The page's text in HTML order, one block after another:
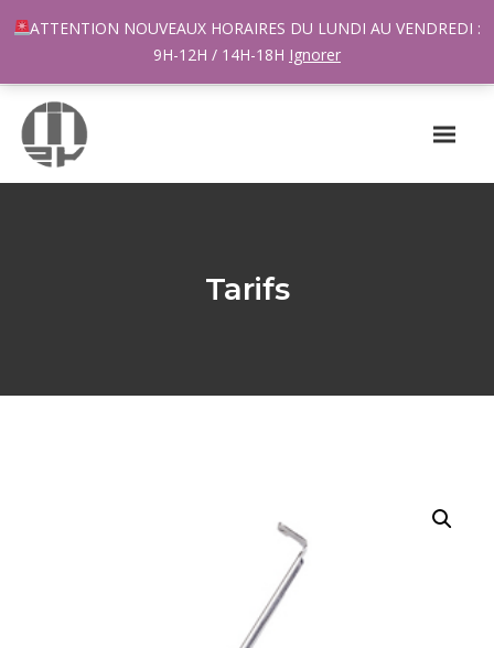
contact@m2k.fr
Tarifs
ATTENTION NOUVEAUX HORAIRES DU LUNDI AU VENDREDI :
9H-12H / 14H-18H Ignorer